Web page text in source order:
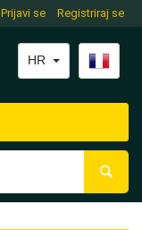
Prijavi se Registriraj se
HR